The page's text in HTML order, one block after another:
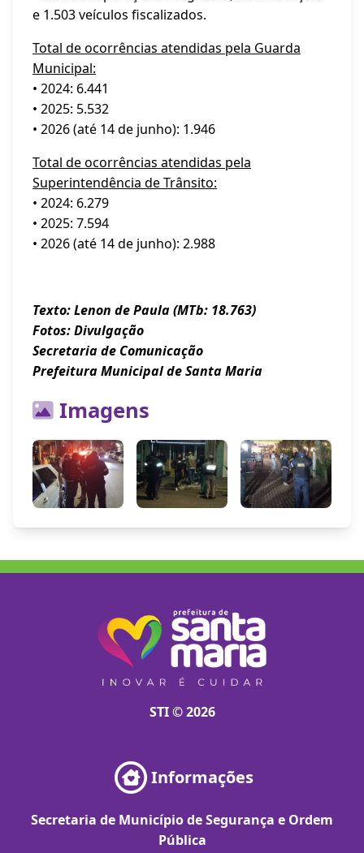
e 1.503 veículos fiscalizados.
Total de ocorrências atendidas pela Guarda
Municipal:
• 2024: 6.441
• 2025: 5.532
• 2026 (até 14 de junho): 1.946
Total de ocorrências atendidas pela
Superintendência de Trânsito:
• 2024: 6.279
• 2025: 7.594
• 2026 (até 14 de junho): 2.988
Texto: Lenon de Paula (MTb: 18.763)
Fotos: Divulgação
Secretaria de Comunicação
Prefeitura Municipal de Santa Maria
Imagens
STI © 2026
Informações
Secretaria de Município de Segurança e Ordem
Pública